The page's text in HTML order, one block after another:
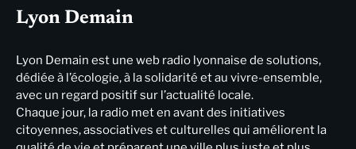
Lyon Demain
Lyon Demain est une web radio lyonnaise de solutions,
dédiée à l’écologie, à la solidarité et au vivre-ensemble,
avec un regard positif sur l’actualité locale.
Chaque jour, la radio met en avant des initiatives
citoyennes, associatives et culturelles qui améliorent la